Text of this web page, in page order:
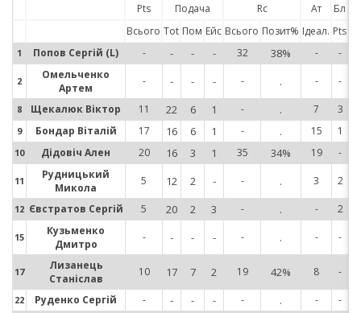
Pts Подача Rc Ат
Бл
Всього Tot Пом Ейс Всього Позит% Ідеал. Pts
1 Попов Сергій (L) - - - - 32 38% - -
2
Омельченко
Артем
- - - - - . - -
8 Щекалюк Віктор 11 22 6 1 - . 7 3
9 Бондар Віталій 17 16 6 1 - . 15 1
10 Дідовіч Ален 20 16 3 1 35 34% 19 -
11
Рудницький
Микола
5 12 2 - - . 3 2
12 Євстратов Сергій 5 20 2 3 - . - 2
15
Кузьменко
Дмитро
- - - - - . - -
17
Лизанець
Станіслав
10 17 7 2 19 42% 8 -
22 Руденко Сергій - - - - - . - -